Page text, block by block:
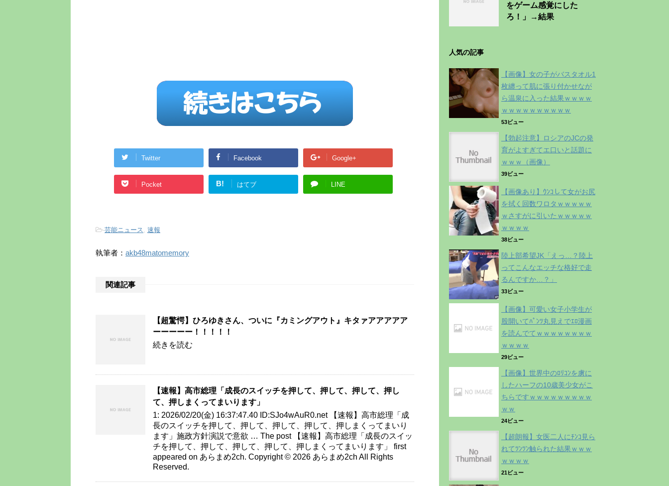
Twitter Facebook Google+
Pocket B! はてブ LINE
-芸能ニュース, 速報
執筆者： akb48matomemory
関連記事
【超驚愕】ひろゆきさん、ついに『カミングアウト』キタァアアアアア
ーーーーー！！！！！
続きを読む
【速報】高市総理「成長のスイッチを押して、押して、押して、押し
て、押しまくってまいります」
1: 2026/02/20(金) 16:37:47.40 ID:SJo4wAuR0.net 【速報】高市総理「成
長のスイッチを押して、押して、押して、押して、押しまくってまいり
ます」施政方針演説で意欲 … The post 【速報】高市総理「成長のスイッ
チを押して、押して、押して、押して、押しまくってまいります」 first
appeared on あらまめ2ch. Copyright © 2026 あらまめ2ch All Rights
Reserved.
をゲーム感覚にした
ろ！」→結果
人気の記事
【画像】女の子がバスタオル1
枚纏って肌に張り付かせなが
ら温泉に入った結果ｗｗｗｗ
ｗｗｗｗｗｗｗｗｗｗ
53ビュー
【勃起注意】ロシアのJCの発
育がよすぎてエ口いと話題に
ｗｗｗ（画像）
39ビュー
【画像あり】ｳﾝｺして女がお尻
を拭く回数ワロタｗｗｗｗｗ
ｗさすがに引いたｗｗｗｗｗ
ｗｗｗｗ
38ビュー
陸上部希望JK「えっ…？陸上
ってこんなエッチな格好で走
るんですか…？」
33ビュー
【画像】可愛い女子小学生が
股開いてﾊﾟﾝﾂ丸見えでｴﾛ漫画
を読んでてｗｗｗｗｗｗｗｗ
ｗｗｗｗ
29ビュー
【画像】世界中のﾛﾘｺﾝを虜に
したハーフの10歳美少女がこ
ちらですｗｗｗｗｗｗｗｗｗ
ｗｗ
24ビュー
【超朗報】女医二人にﾁﾝｺ見ら
れてﾂﾝﾂﾝ触られた結果ｗｗｗ
ｗｗｗｗ
21ビュー